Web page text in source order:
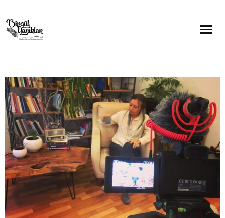
Eğitim Yazılarım
Gezi ve Kültür Yazılarım
Röportajlarım
Destek Olduğum Projeler
Yürüttüğüm Projeler